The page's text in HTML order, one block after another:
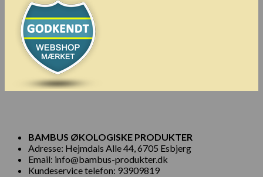
BAMBUS ØKOLOGISKE PRODUKTER
Adresse: Hejmdals Alle 44, 6705 Esbjerg
Email: info@bambus-produkter.dk
Kundeservice telefon: 93909819